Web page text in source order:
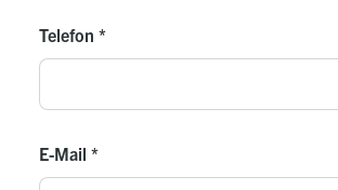
Telefon *
E-Mail *